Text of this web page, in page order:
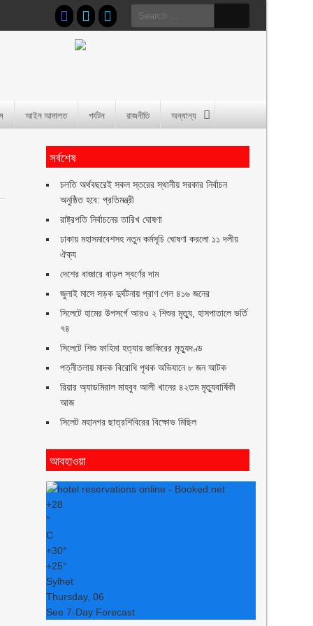
Search
for:
আইন আদালত পর্যটন রাজনীতি অন্যান্য
সর্বশেষ
চলতি অর্থবছরেই সকল স্তরের স্থানীয় সরকার নির্বাচন
অনুষ্ঠিত হবে: প্রতিমন্ত্রী
রাষ্ট্রপতি নির্বাচনের তারিখ ঘোষণা
ঢাকায় মহাসমাবেশসহ নতুন কর্মসূচি ঘোষণা করলো ১১ দলীয়
ঐক্য
দেশের বাজারে বাড়ল স্বর্ণের দাম
জুলাই মাসে সড়ক দুর্ঘটনায় প্রাণ গেল ৪১৬ জনের
সিলেটে হামের উপসর্গে আরও ২ শিশুর মৃত্যু, হাসপাতালে ভর্তি
৭৪
সিলেটে শিশু ফাহিমা হত্যায় জাকিরের মৃত্যুদণ্ড
পত্নীতলায় মাদক বিরোধি পৃথক অভিযানে ৮ জন আটক
রিয়ার অ্যাডমিরাল মাহবুব আলী খানের ৪২তম মৃত্যুবার্ষিকী
আজ
সিলেট মহানগর ছাত্রশিবিরের বিক্ষোভ মিছিল
আবহাওয়া
+28
°
C
+30°
+25°
Sylhet
Thursday, 06
See 7-Day Forecast